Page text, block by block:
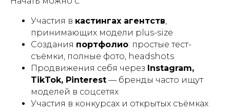
Участия в кастингах агентств,
принимающих модели plus-size
Создания портфолио: простые тест-
съёмки, полные фото, headshots
Продвижения себя через Instagram,
TikTok, Pinterest — бренды часто ищут
моделей в соцсетях
Участия в конкурсах и открытых съёмках